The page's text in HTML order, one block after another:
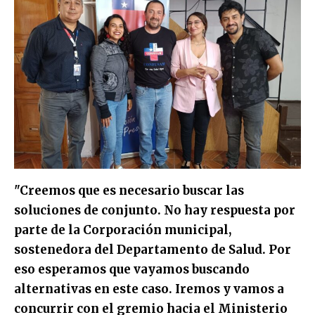
"Creemos que es necesario buscar las
soluciones de conjunto. No hay respuesta por
parte de la Corporación municipal,
sostenedora del Departamento de Salud. Por
eso esperamos que vayamos buscando
alternativas en este caso. Iremos y vamos a
concurrir con el gremio hacia el Ministerio